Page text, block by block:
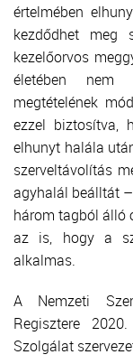
értelmében
kezdődhet meg
kezelőorvos
életében nem
megtételének
ezzel biztosítva,
elhunyt halála
szerveltávolítás
agyhalál beálltát
három tagból álló
az is, hogy a
alkalmas.
A Nemzeti
Regisztere
Szolgálat